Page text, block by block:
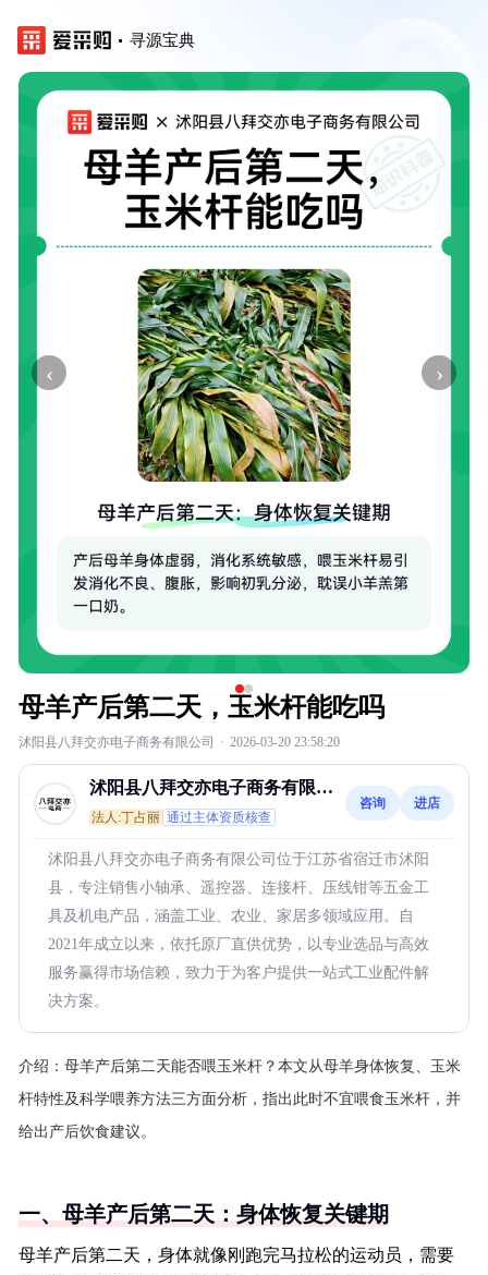
寻源宝典
‹ ›
母羊产后第二天，玉米杆能吃吗
沭阳县八拜交亦电子商务有限公司 · 2026-03-20 23:58:20
沭阳县八拜交亦电子商务有限公
司
法人:丁占丽 通过主体资质核查
咨询 进店
沭阳县八拜交亦电子商务有限公司位于江苏省宿迁市沭阳
县，专注销售小轴承、遥控器、连接杆、压线钳等五金工
具及机电产品，涵盖工业、农业、家居多领域应用。自
2021年成立以来，依托原厂直供优势，以专业选品与高效
服务赢得市场信赖，致力于为客户提供一站式工业配件解
决方案。
介绍： 母羊产后第二天能否喂玉米杆？本文从母羊身体恢复、玉米
杆特性及科学喂养方法三方面分析，指出此时不宜喂食玉米杆，并
给出产后饮食建议。
一、母羊产后第二天：身体恢复关键期
母羊产后第二天，身体就像刚跑完马拉松的运动员，需要